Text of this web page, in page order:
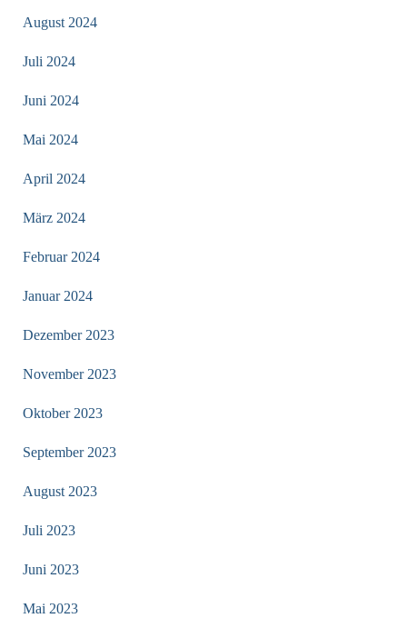
August 2024
Juli 2024
Juni 2024
Mai 2024
April 2024
März 2024
Februar 2024
Januar 2024
Dezember 2023
November 2023
Oktober 2023
September 2023
August 2023
Juli 2023
Juni 2023
Mai 2023